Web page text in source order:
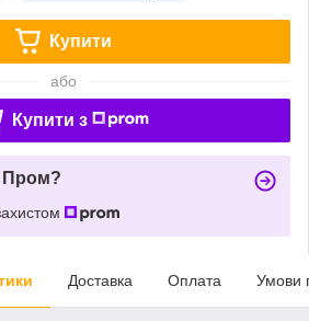
Купити
або
Купити з
Пром?
Доставка Оплата Умови